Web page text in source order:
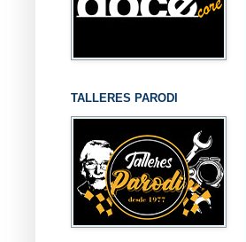
TALLERES PARODI